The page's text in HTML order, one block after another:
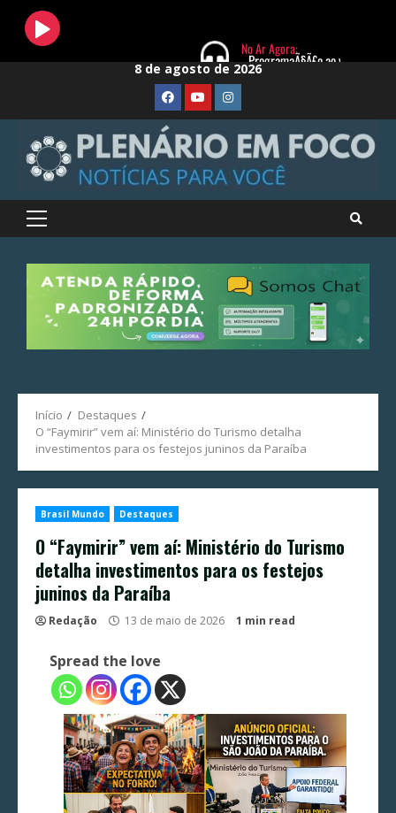
Skip
8 de agosto de 2026
FaceBook
YoutubeInstagram
Primary
Início
Destaques
O “Faymirir” vem aí: Ministério do Turismo detalha
investimentos para os festejos juninos da Paraíba
Brasil Mundo Destaques
O “Faymirir” vem aí: Ministério do Turismo
detalha investimentos para os festejos
juninos da Paraíba
Redação 13 de maio de 2026 1 min read
Spread the love